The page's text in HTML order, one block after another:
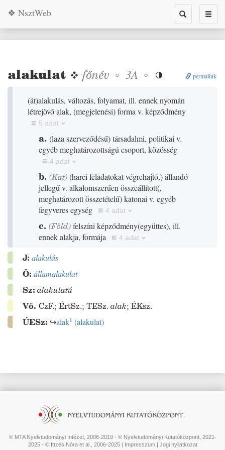
Toggle
search
❖ NsztWeb
alakulat ❖ főnév ◦ 3A ◦  permalink
(át)alakulás, változás, folyamat, ill. ennek nyomán
létrejövő alak, (megjelenési)forma v. képződmény
5 adat
a. (laza szerveződésű)társadalmi, politikai v.
egyéb meghatározottságú csoport, közösség
4 adat
b. (Kat)(harci feladatokat végrehajtó,)állandó
jellegű v. alkalomszerűen összeállított(,
meghatározott összetételű)katonai v. egyéb
fegyveres egység
4 adat
c. (Föld)felszíni képződmény(együttes), ill.
ennek alakja, formája
4 adat
J: alakulás
Ö: államalakulat
Sz: alakulatú
Vö. CzF.; ÉrtSz.; TESz. alak; ÉKsz.
ÚESz: ↪alak1 (alakulat)
© MTA Nyelvtudományi Intézet, 2006-2019 - © Nyelvtudományi Kutatóközpont, 2021-
2025 - © Ittzés Nóra et al., 2006-2025 | Impresszum| Jogi nyilatkozat